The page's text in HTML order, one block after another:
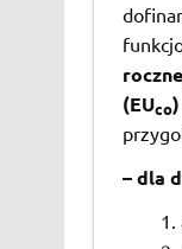
(EUco)
– dla